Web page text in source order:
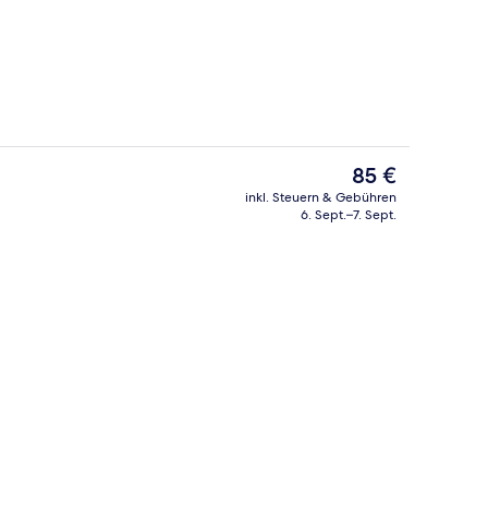
Suite | Wohnbereich | 32-Zoll-LED-
Der
aktuelle
Preis
85 €
inkl. Steuern & Gebühren
6. Sept.–7. Sept.